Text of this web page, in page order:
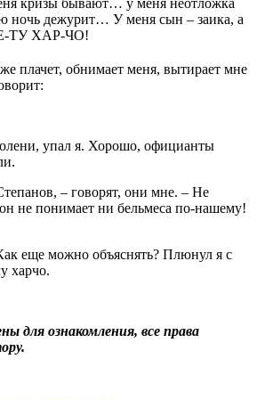
кризы бывают… y меня неотложка
ночь дежурит… У меня сын – заика, а
ТУ ХАР-ЧО!
плачет, обнимает меня, вытирает мне
упал я. Хорошо, официанты
– говорят, они мне. – Не
не понимает ни бельмеса по-нашему!
еще можно объяснять? Плюнул я с
харчо.
для ознакомления, все права